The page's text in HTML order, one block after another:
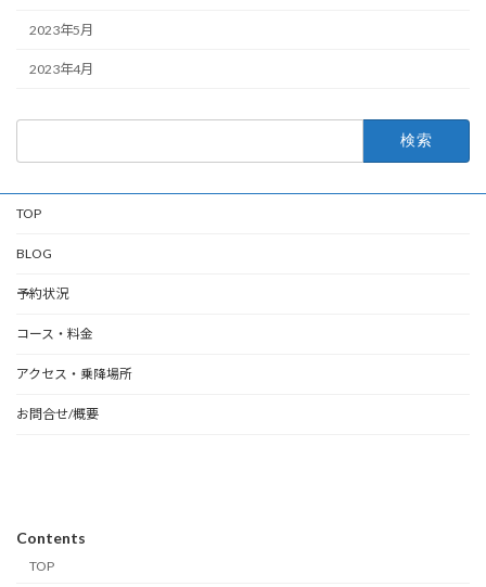
2023年5月
2023年4月
TOP
BLOG
予約状況
コース・料金
アクセス・乗降場所
お問合せ/概要
Contents
TOP